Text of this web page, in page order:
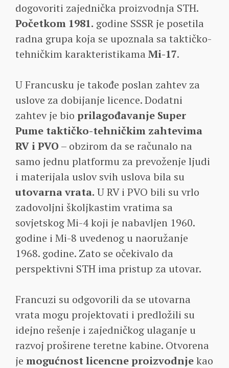
dogovoriti zajednička proizvodnja STH.
Početkom 1981. godine SSSR je posetila
radna grupa koja se upoznala sa taktičko-
tehničkim karakteristikama Mi-17.
U Francusku je takođe poslan zahtev za
uslove za dobijanje licence. Dodatni
zahtev je bio prilagođavanje Super
Pume taktičko-tehničkim zahtevima
RV i PVO – obzirom da se računalo na
samo jednu platformu za prevoženje ljudi
i materijala uslov svih uslova bila su
utovarna vrata. U RV i PVO bili su vrlo
zadovoljni školjkastim vratima sa
sovjetskog Mi-4 koji je nabavljen 1960.
godine i Mi-8 uvedenog u naoružanje
1968. godine. Zato se očekivalo da
perspektivni STH ima pristup za utovar.
Francuzi su odgovorili da se utovarna
vrata mogu projektovati i predložili su
idejno rešenje i zajedničkog ulaganje u
razvoj proširene teretne kabine. Otvorena
je mogućnost licencne proizvodnjekao